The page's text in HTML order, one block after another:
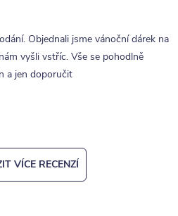
Objednali jsme vánoční dárek na
vyšli vstříc. Vše se pohodlně
a jen doporučit
VÍCE RECENZÍ